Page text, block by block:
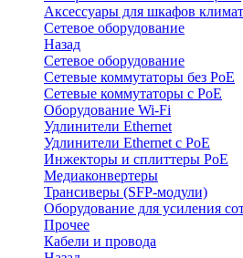
Аксессуары для шкафов
Сетевое оборудование
Назад
Сетевое оборудование
Сетевые коммутаторы без PoE
Сетевые коммутаторы с PoE
Оборудование Wi-Fi
Удлинители Ethernet
Удлинители Ethernet с PoE
Инжекторы и сплиттеры PoE
Медиаконвертеры
Трансиверы (SFP-модули)
Оборудование для усиления
Прочее
Кабели и провода